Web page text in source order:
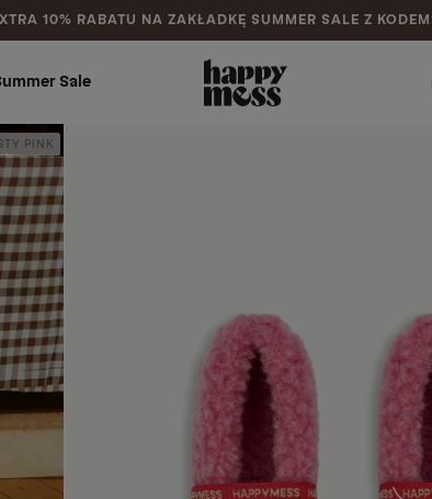
10% RABATU NA ZAKŁADKĘ SUMMER SALE Z
Sale
PINK